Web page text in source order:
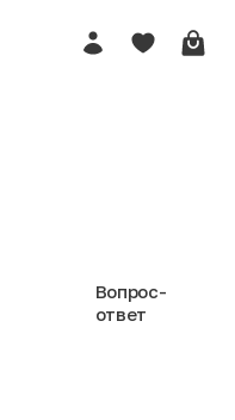
Вопрос-
ответ